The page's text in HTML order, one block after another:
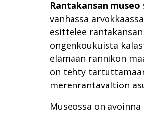
Rantakansan museo
vanhassa
esittelee
ongenkoukuista
elämään rannikon
on tehty
merenrantavaltion
Museossa on